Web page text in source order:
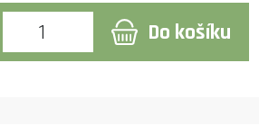
Do košíku